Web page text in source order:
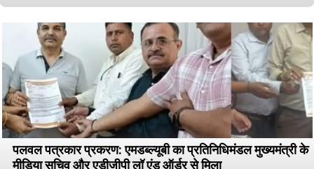
पलवल पत्रकार प्रकरण: एमडब्ल्यूबी का प्रतिनिधिमंडल मुख्यमंत्री के
मीडिया सचिव और एडीजीपी लॉ एंड ऑर्डर से मिला